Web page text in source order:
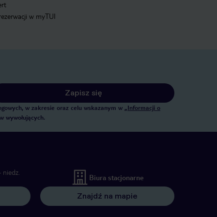
w myTUI
Zapisz się
w zakresie oraz celu wskazanym w „Informacji o
wywołujących.
Biura stacjonarne
Znajdź na mapie